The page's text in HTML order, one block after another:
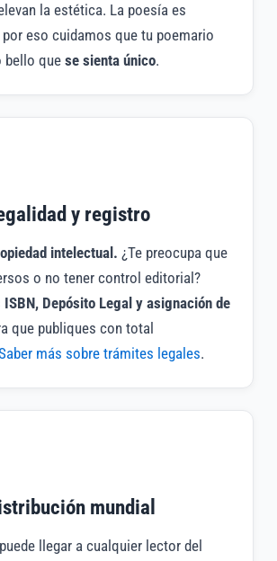
la estética. La poesía es
por eso cuidamos que tu poemario
bello que se sienta único.
y registro
intelectual. ¿Te preocupa que
o no tener control editorial?
ISBN, Depósito Legal y asignación de
que publiques con total
más sobre trámites legales.
mundial
llegar a cualquier lector del